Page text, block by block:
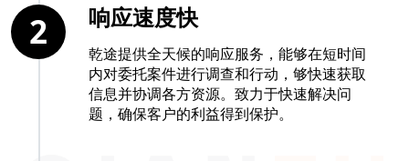
响应速度快
乾途提供全天候的响应服务，能够在短时间
内对委托案件进行调查和行动，够快速获取
信息并协调各方资源。致力于快速解决问
题，确保客户的利益得到保护。
2